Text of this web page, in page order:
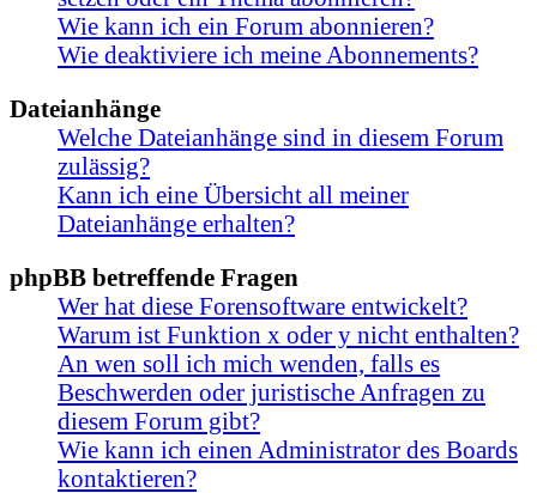
Wie kann ich ein Forum abonnieren?
Wie deaktiviere ich meine Abonnements?
Dateianhänge
Welche Dateianhänge sind in diesem Forum
zulässig?
Kann ich eine Übersicht all meiner
Dateianhänge erhalten?
phpBB betreffende Fragen
Wer hat diese Forensoftware entwickelt?
Warum ist Funktion x oder y nicht enthalten?
An wen soll ich mich wenden, falls es
Beschwerden oder juristische Anfragen zu
diesem Forum gibt?
Wie kann ich einen Administrator des Boards
kontaktieren?